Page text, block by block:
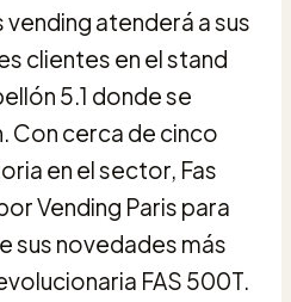
atenderá a sus
clientes en el stand
5.1 donde se
Con cerca de cinco
en el sector, Fas
Vending Paris para
sus novedades más
FAS 500T.